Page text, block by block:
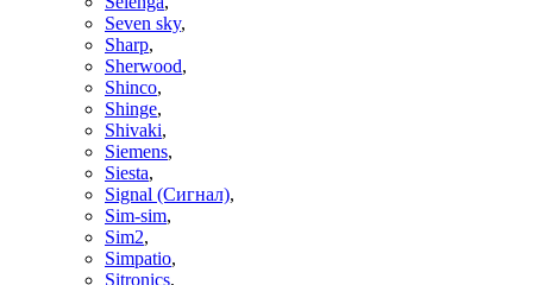
Seven sky,
Sharp,
Sherwood,
Shinco,
Shinge,
Shivaki,
Siemens,
Siesta,
Signal (Сигнал),
Sim-sim,
Sim2,
Simpatio,
Sitronics,